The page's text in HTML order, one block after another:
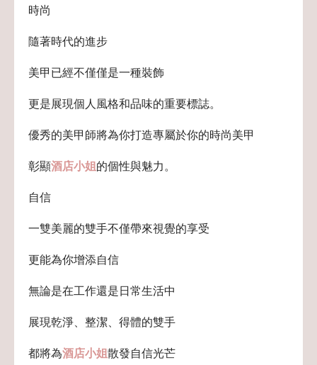
時尚
隨著時代的進步
美甲已經不僅僅是一種裝飾
更是展現個人風格和品味的重要標誌。
優秀的美甲師將為你打造專屬於你的時尚美甲
彰顯酒店小姐 的個性與魅力。
自信
一雙美麗的雙手不僅帶來視覺的享受
更能為你增添自信
無論是在工作還是日常生活中
展現乾淨、整潔、得體的雙手
都將為酒店小姐散發自信光芒